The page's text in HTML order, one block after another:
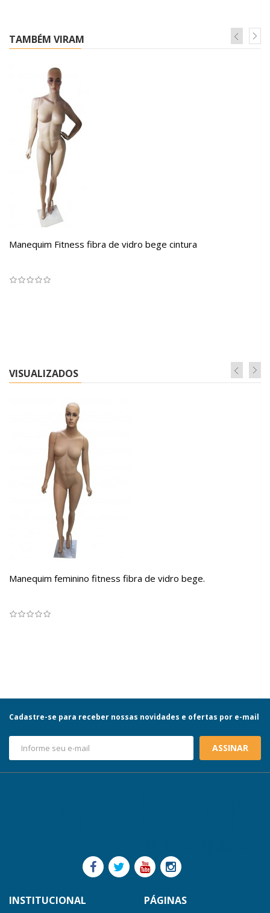
TAMBÉM VIRAM
Manequim Fitness fibra de vidro bege cintura
VISUALIZADOS
Manequim feminino fitness fibra de vidro bege.
Cadastre-se para receber nossas novidades e ofertas por e-mail
ASSINAR
INSTITUCIONAL PÁGINAS